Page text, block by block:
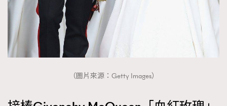
（圖片來源：Getty Images）